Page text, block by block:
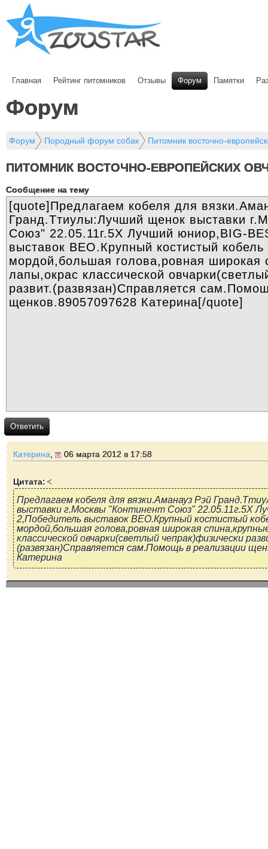
Главная Рейтинг питомников Отзывы Форум Памятки
Форум
Форум Породный форум собак Питомник восточно-
ПИТОМНИК ВОСТОЧНО-ЕВРОПЕЙСКИХ
Cообщение на тему
Ответить
Катерина 06 марта 2012 в 17:58
Цитата:
Предлагаем кобеля для вязки.Аманауз Рэй
выставки г.Москвы "Континент Союз" 22.05.11г.5Х
2,Победитель выставок ВЕО.Крупный костистый
мордой,большая голова,ровная широкая
классической овчарки(светлый чепрак)физически
(развязан)Справляется сам.Помощь в реализации
Катерина